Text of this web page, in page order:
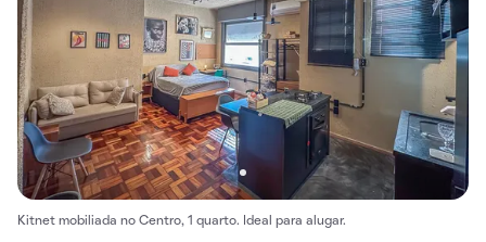
Kitnet mobiliada no Centro, 1 quarto. Ideal para alugar.